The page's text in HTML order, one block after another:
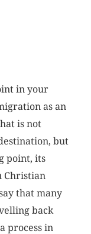
in your
as an
is not
but
point, its
Christian
that many
back
process in